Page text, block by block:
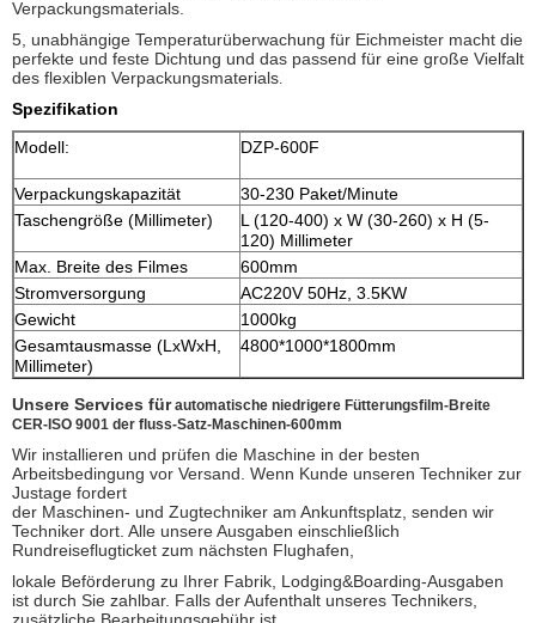
Verpackungsmaterials.
5, unabhängige Temperaturüberwachung für Eichmeister macht die
perfekte und feste Dichtung und das passend für eine große Vielfalt
des flexiblen Verpackungsmaterials.
Spezifikation
Modell:
DZP-600F
Verpackungskapazität
30-230 Paket/Minute
Taschengröße (Millimeter)
L (120-400) x W (30-260) x H (5-
120) Millimeter
Max. Breite des Filmes
600mm
Stromversorgung
AC220V 50Hz, 3.5KW
Gewicht
1000kg
Gesamtausmasse (LxWxH,
Millimeter)
4800*1000*1800mm
Unsere Services für automatische niedrigere Fütterungsfilm-Breite
CER-ISO 9001 der fluss-Satz-Maschinen-600mm
Wir installieren und prüfen die Maschine in der besten
Arbeitsbedingung vor Versand. Wenn Kunde unseren Techniker zur
Justage fordert
der Maschinen- und Zugtechniker am Ankunftsplatz, senden wir
Techniker dort. Alle unsere Ausgaben einschließlich
Rundreiseflugticket zum nächsten Flughafen,
lokale Beförderung zu Ihrer Fabrik, Lodging&Boarding-Ausgaben
ist durch Sie zahlbar. Falls der Aufenthalt unseres Technikers,